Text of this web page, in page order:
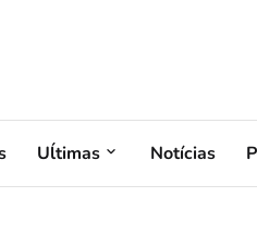
Uĺtimas Notícias